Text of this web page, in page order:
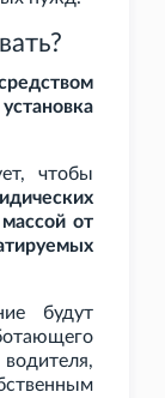
чтобы
от
будут